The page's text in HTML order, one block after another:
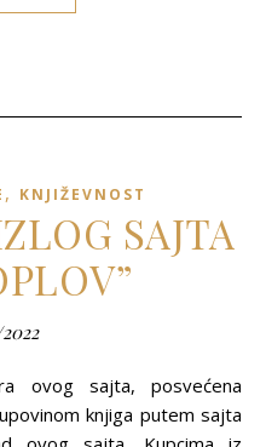
, KNJIŽEVNOST
SAJTA
knjiga putem sajta